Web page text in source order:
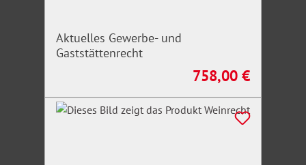
Aktuelles Gewerbe- und
Gaststättenrecht
Regulärer Preis:
758,00 €